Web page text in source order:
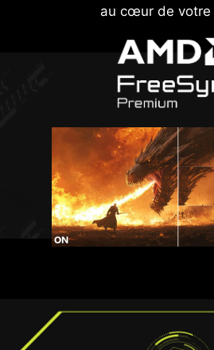
au cœur de votre